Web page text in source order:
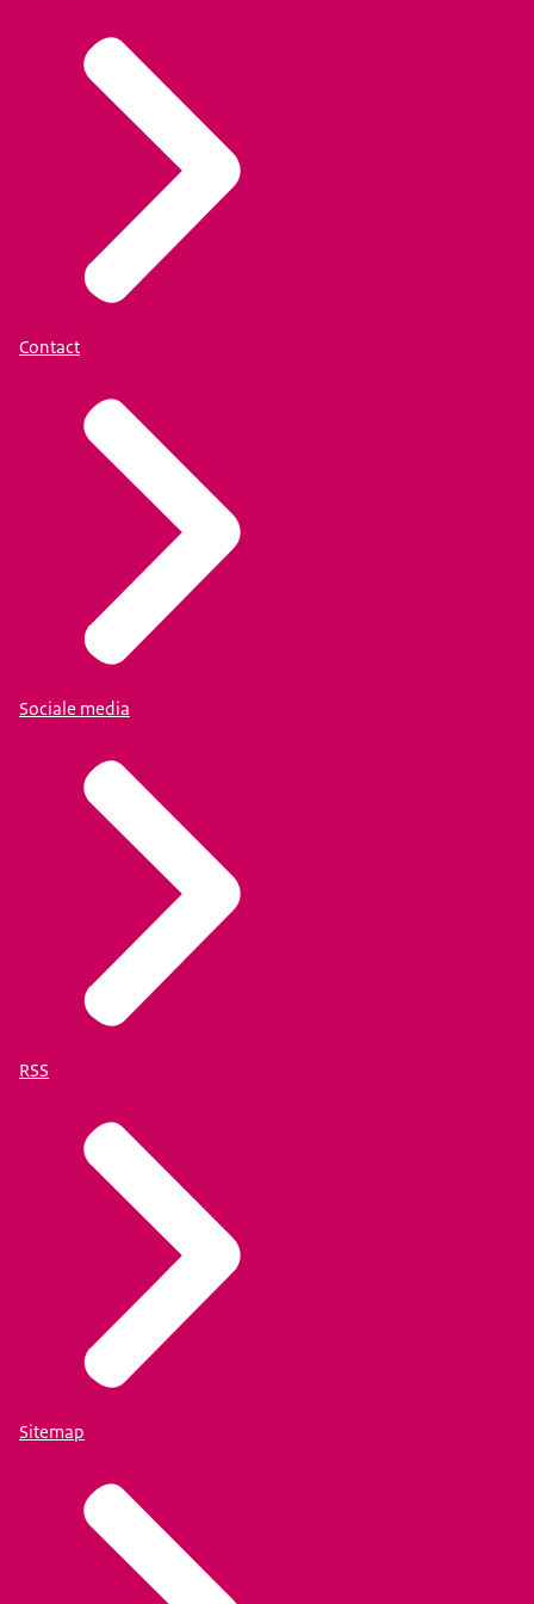
Contact
Sociale media
RSS
Sitemap